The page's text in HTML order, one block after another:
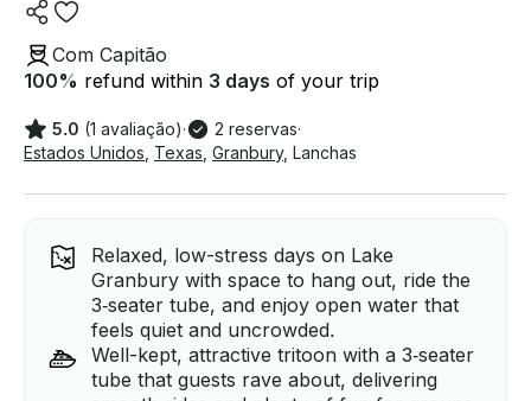
Com Capitão
100% refund within 3 days of your trip
5.0 (1 avaliação)· 2 reservas·
Estados Unidos Texas Granbury, Lanchas
Relaxed, low-stress days on Lake
Granbury with space to hang out, ride the
3‑seater tube, and enjoy open water that
feels quiet and uncrowded.
Well-kept, attractive tritoon with a 3‑seater
tube that guests rave about, delivering